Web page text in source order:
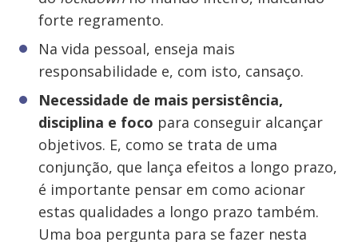
forte regramento.
Na vida pessoal, enseja mais
responsabilidade e, com isto, cansaço.
Necessidade de mais persistência,
disciplina e foco para conseguir alcançar
objetivos. E, como se trata de uma
conjunção, que lança efeitos a longo prazo,
é importante pensar em como acionar
estas qualidades a longo prazo também.
Uma boa pergunta para se fazer nesta